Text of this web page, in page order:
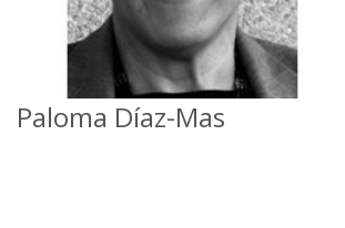
Paloma Díaz-Mas